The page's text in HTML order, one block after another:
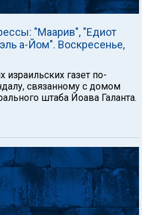
"Маарив", "Едиот
а-Йом". Воскресенье,
израильских газет по-
связанному с домом
штаба Йоава Галанта.